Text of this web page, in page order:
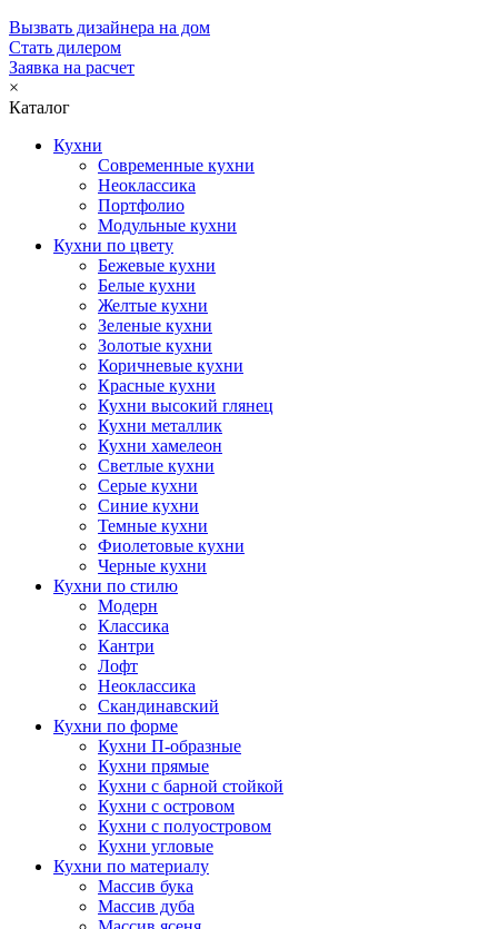
Вызвать дизайнера на дом
Стать дилером
Заявка на расчет
×
Каталог
Кухни
Современные кухни
Неоклассика
Портфолио
Модульные кухни
Кухни по цвету
Бежевые кухни
Белые кухни
Желтые кухни
Зеленые кухни
Золотые кухни
Коричневые кухни
Красные кухни
Кухни высокий глянец
Кухни металлик
Кухни хамелеон
Светлые кухни
Серые кухни
Синие кухни
Темные кухни
Фиолетовые кухни
Черные кухни
Кухни по стилю
Модерн
Классика
Кантри
Лофт
Неоклассика
Скандинавский
Кухни по форме
Кухни П-образные
Кухни прямые
Кухни с барной стойкой
Кухни с островом
Кухни с полуостровом
Кухни угловые
Кухни по материалу
Массив бука
Массив дуба